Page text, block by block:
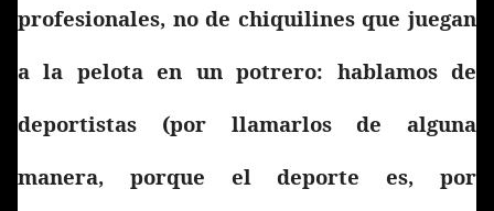
profesionales, no de chiquilines que juegan
a la pelota en un potrero: hablamos de
deportistas (por llamarlos de alguna
manera, porque el deporte es, por